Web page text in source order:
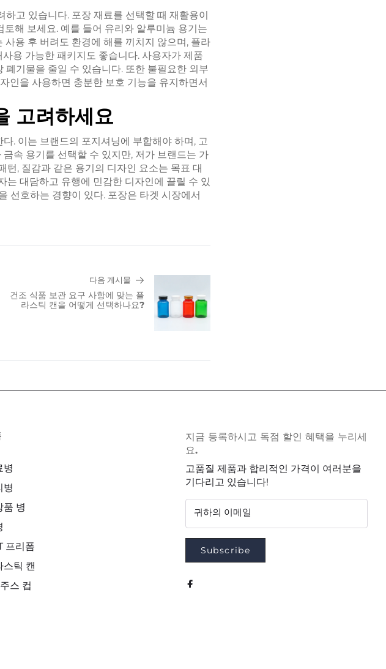
고 있습니다. 포장 재료를 선택할 때 재활용이
해 보세요. 예를 들어 유리와 알루미늄 용기는
용 후 버려도 환경에 해를 끼치지 않으며, 플라
용 가능한 패키지도 좋습니다. 사용자가 제품
기물을 줄일 수 있습니다. 또한 불필요한 외부
인을 사용하면 충분한 보호 기능을 유지하면서
고려하세요
. 이는 브랜드의 포지셔닝에 부합해야 하며, 고
속 용기를 선택할 수 있지만, 저가 브랜드는 가
턴, 질감과 같은 용기의 디자인 요소는 목표 대
는 대담하고 유행에 민감한 디자인에 끌릴 수 있
선호하는 경향이 있다. 포장은 타겟 시장에서
다음 게시물
건조 식품 보관 요구 사항에 맞는 플
라스틱 캔을 어떻게 선택하나요?
병
병
품 병
프리폼
스틱 캔
스 컵
지금 등록하시고 독점 할인 혜택을 누리세
요.
고품질 제품과 합리적인 가격이 여러분을
기다리고 있습니다!
귀하의 이메일
Subscribe